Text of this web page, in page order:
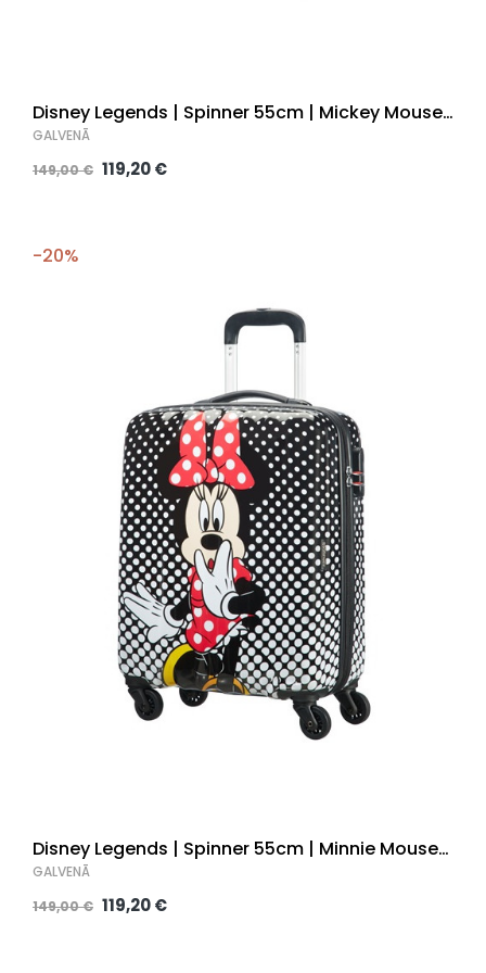
Disney Legends | Spinner 55cm | Mickey Mouse
Polka Dot
GALVENĀ
149,00 € 119,20 €
-20%
Disney Legends | Spinner 55cm | Minnie Mouse
Polka Dot
GALVENĀ
149,00 € 119,20 €